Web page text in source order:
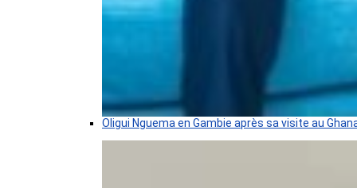
Oligui Nguema en Gambie après sa visite au